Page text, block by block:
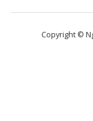
Copyright ©